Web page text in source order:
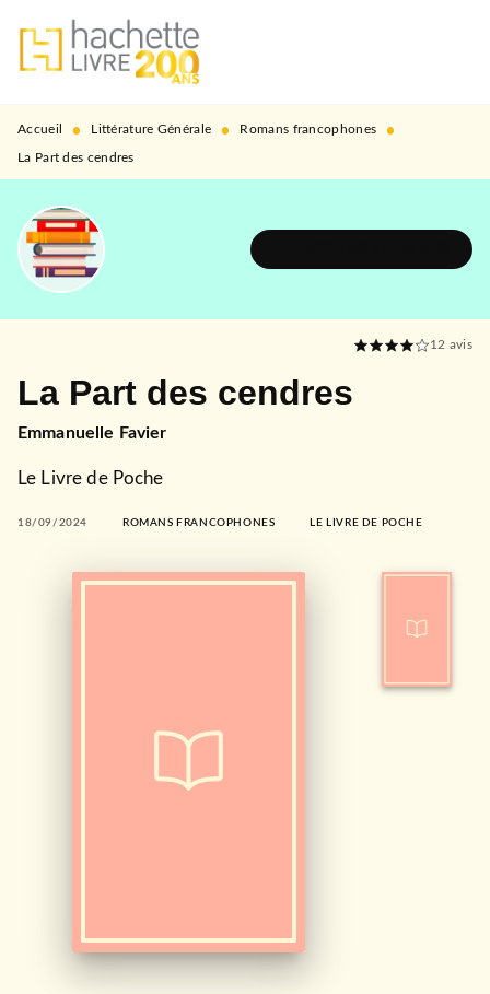
MENU RECHERCHE
PIED DE PAGE
Accueil • Littérature Générale • Romans francophones •
La Part des cendres
12 avis
La Part des cendres
Emmanuelle Favier
Le Livre de Poche
18/09/2024 ROMANS FRANCOPHONES LE LIVRE DE POCHE